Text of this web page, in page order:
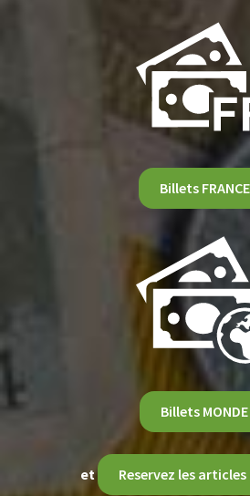
Billets FRANCE
Billets MONDE
et Reservez les